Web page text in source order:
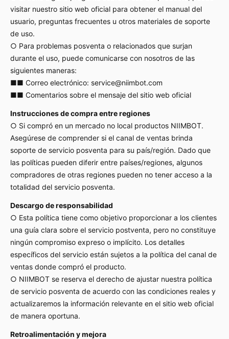
visitar nuestro sitio web oficial para obtener el manual del
usuario, preguntas frecuentes u otros materiales de soporte
de uso.
○ Para problemas posventa o relacionados que surjan
durante el uso, puede comunicarse con nosotros de las
siguientes maneras:
■■ Correo electrónico: service@niimbot.com
■■ Comentarios sobre el mensaje del sitio web oficial
Instrucciones de compra entre regiones
○ Si compró en un mercado no local productos NIIMBOT.
Asegúrese de comprender si el canal de ventas brinda
soporte de servicio posventa para su país/región. Dado que
las políticas pueden diferir entre países/regiones, algunos
compradores de otras regiones pueden no tener acceso a la
totalidad del servicio posventa.
Descargo de responsabilidad
○ Esta política tiene como objetivo proporcionar a los clientes
una guía clara sobre el servicio postventa, pero no constituye
ningún compromiso expreso o implícito. Los detalles
específicos del servicio están sujetos a la política del canal de
ventas donde compró el producto.
○ NIIMBOT se reserva el derecho de ajustar nuestra política
de servicio posventa de acuerdo con las condiciones reales y
actualizaremos la información relevante en el sitio web oficial
de manera oportuna.
Retroalimentación y mejora